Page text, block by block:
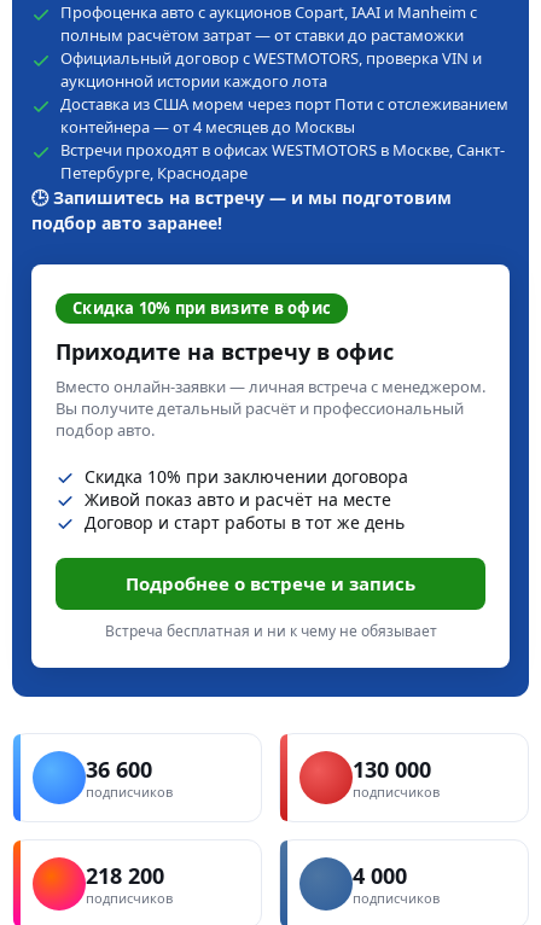
Профоценка авто с аукционов Copart, IAAI и Manheim с
полным расчётом затрат — от ставки до растаможки
Официальный договор с WESTMOTORS, проверка VIN и
аукционной истории каждого лота
Доставка из США морем через порт Поти с отслеживанием
контейнера — от 4 месяцев до Москвы
Встречи проходят в офисах WESTMOTORS в Москве, Санкт-
Петербурге, Краснодаре
🕒 Запишитесь на встречу — и мы подготовим
подбор авто заранее!
Скидка 10% при визите в офис
Приходите на встречу в офис
Вместо онлайн-заявки — личная встреча с менеджером.
Вы получите детальный расчёт и профессиональный
подбор авто.
Скидка 10% при заключении договора
Живой показ авто и расчёт на месте
Договор и старт работы в тот же день
Подробнее о встрече и запись
Встреча бесплатная и ни к чему не обязывает
36 600
подписчиков
130 000
подписчиков
218 200
подписчиков
4 000
подписчиков